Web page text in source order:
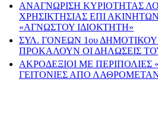
ΑΝΑΓΝΩΡΙΣΗ ΚΥΡΙΟΤΗΤΑΣ
ΧΡΗΣΙΚΤΗΣΙΑΣ ΕΠΙ
«ΑΓΝΩΣΤΟΥ ΙΔΙΟΚΤΗΤΗ»
ΣΥΛ. ΓΟΝΕΩΝ 1ου
ΠΡΟΚΑΛΟΥΝ ΟΙ ΔΗΛΩΣΕΙΣ
ΑΚΡΟΔΕΞΙΟΙ ΜΕ ΠΕΡΙΠΟΛΙΕΣ
ΓΕΙΤΟΝΙΕΣ ΑΠΟ